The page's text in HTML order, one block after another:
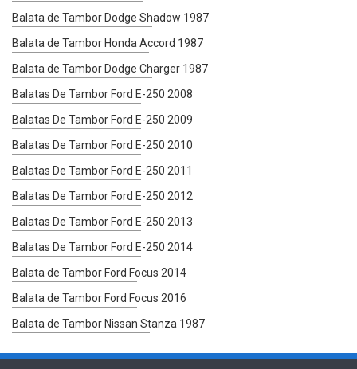
Balata de Tambor Dodge Shadow 1987
Balata de Tambor Honda Accord 1987
Balata de Tambor Dodge Charger 1987
Balatas De Tambor Ford E-250 2008
Balatas De Tambor Ford E-250 2009
Balatas De Tambor Ford E-250 2010
Balatas De Tambor Ford E-250 2011
Balatas De Tambor Ford E-250 2012
Balatas De Tambor Ford E-250 2013
Balatas De Tambor Ford E-250 2014
Balata de Tambor Ford Focus 2014
Balata de Tambor Ford Focus 2016
Balata de Tambor Nissan Stanza 1987